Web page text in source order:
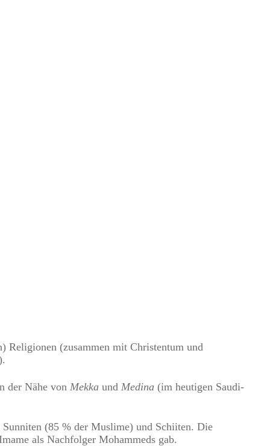
Religionen (zusammen mit Christentum und
der Nähe von Mekka und Medina (im heutigen Saudi-
(85 % der Muslime) und Schiiten. Die
als Nachfolger Mohammeds gab.